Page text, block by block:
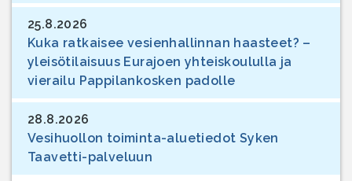
25.8.2026
Kuka ratkaisee vesienhallinnan haasteet? –
yleisötilaisuus Eurajoen yhteiskoululla ja
vierailu Pappilankosken padolle
28.8.2026
Vesihuollon toiminta-aluetiedot Syken
Taavetti-palveluun